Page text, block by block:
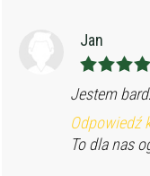
Jan
Jestem
Odpowiedź
To dla nas